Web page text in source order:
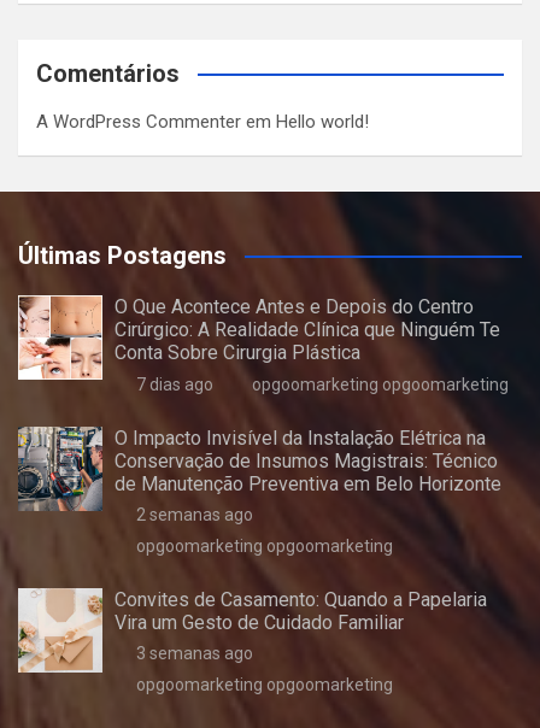
Comentários
A WordPress Commenter em Hello world!
Últimas Postagens
O Que Acontece Antes e Depois do Centro
Cirúrgico: A Realidade Clínica que Ninguém Te
Conta Sobre Cirurgia Plástica
7 dias ago opgoomarketing opgoomarketing
O Impacto Invisível da Instalação Elétrica na
Conservação de Insumos Magistrais: Técnico
de Manutenção Preventiva em Belo Horizonte
2 semanas ago
opgoomarketing opgoomarketing
Convites de Casamento: Quando a Papelaria
Vira um Gesto de Cuidado Familiar
3 semanas ago
opgoomarketing opgoomarketing